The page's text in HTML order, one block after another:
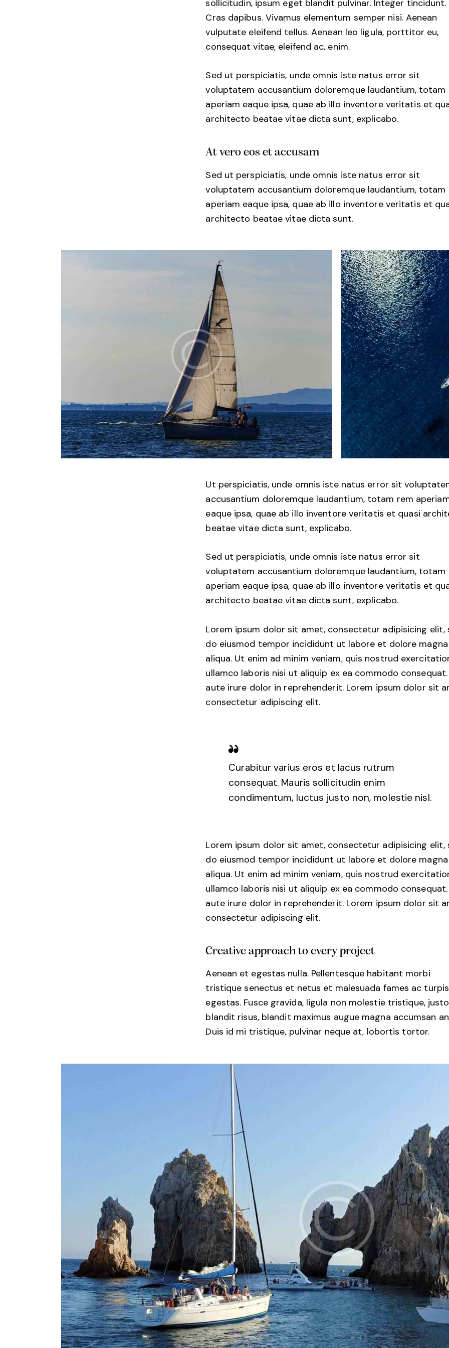
sollicitudin, ipsum eget blandit pulvinar. Integer tincidunt.
Cras dapibus. Vivamus elementum semper nisi. Aenean
vulputate eleifend tellus. Aenean leo ligula, porttitor eu,
consequat vitae, eleifend ac, enim.
Sed ut perspiciatis, unde omnis iste natus error sit
voluptatem accusantium doloremque laudantium, totam
aperiam eaque ipsa, quae ab illo inventore veritatis et
architecto beatae vitae dicta sunt, explicabo.
At vero eos et accusam
Sed ut perspiciatis, unde omnis iste natus error sit
voluptatem accusantium doloremque laudantium, totam
aperiam eaque ipsa, quae ab illo inventore veritatis et
architecto beatae vitae dicta sunt.
Ut perspiciatis, unde omnis iste natus error sit
accusantium doloremque laudantium, totam rem
eaque ipsa, quae ab illo inventore veritatis et quasi
beatae vitae dicta sunt, explicabo.
Sed ut perspiciatis, unde omnis iste natus error sit
voluptatem accusantium doloremque laudantium, totam
aperiam eaque ipsa, quae ab illo inventore veritatis et
architecto beatae vitae dicta sunt, explicabo.
Lorem ipsum dolor sit amet, consectetur adipisicing elit,
do eiusmod tempor incididunt ut labore et dolore magna
aliqua. Ut enim ad minim veniam, quis nostrud
ullamco laboris nisi ut aliquip ex ea commodo consequat.
aute irure dolor in reprehenderit. Lorem ipsum dolor sit
consectetur adipiscing elit.
Curabitur varius eros et lacus rutrum
consequat. Mauris sollicitudin enim
condimentum, luctus justo non, molestie nisl.
Lorem ipsum dolor sit amet, consectetur adipisicing elit,
do eiusmod tempor incididunt ut labore et dolore magna
aliqua. Ut enim ad minim veniam, quis nostrud
ullamco laboris nisi ut aliquip ex ea commodo consequat.
aute irure dolor in reprehenderit. Lorem ipsum dolor sit
consectetur adipiscing elit.
Creative approach to every project
Aenean et egestas nulla. Pellentesque habitant morbi
tristique senectus et netus et malesuada fames ac turpis
egestas. Fusce gravida, ligula non molestie tristique,
blandit risus, blandit maximus augue magna accumsan
Duis id mi tristique, pulvinar neque at, lobortis tortor.